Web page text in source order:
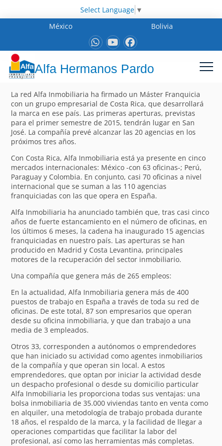
Select Language ▼
México
Bolivia
Alfa Hermanos Pardo
La red Alfa Inmobiliaria ha firmado un Máster Franquicia
con un grupo empresarial de Costa Rica, que desarrollará
la marca en ese país. Las primeras aperturas, previstas
para el primer semestre de 2015, tendrán lugar en San
José. La compañía prevé alcanzar las 20 agencias en los
próximos tres años.
Con Costa Rica, Alfa Inmobiliaria está ya presente en cinco
mercados internacionales: México -con 63 oficinas-; Perú,
Paraguay y Colombia. En conjunto, casi 70 oficinas a nivel
internacional que se suman a las 110 agencias
franquiciadas con las que opera en España.
Alfa Inmobiliaria ha anunciado también que, tras casi cinco
años de fuerte estancamiento en el número de oficinas, en
los últimos 6 meses, la cadena ha inaugurado 15 agencias
franquiciadas en nuestro país. Las aperturas se han
producido en Madrid y Costa Levantina, principales
motores de la recuperación del sector inmobiliario.
Una compañía que genera más de 265 empleos:
En la actualidad, Alfa Inmobiliaria genera más de 400
puestos de trabajo en España a través de toda su red de
oficinas. De este total, 87 son empresarios que operan
desde su oficina inmobiliaria, y que dan trabajo a una
media de 3 empleados.
Otros 33, corresponden a autónomos o emprendedores
que han iniciado su actividad como agentes inmobiliarios
de la compañía y que operan sin local. A estos
emprendedores, que optan por iniciar la actividad desde
un despacho profesional o desde su domicilio particular
Alfa Inmobiliaria les proporciona todas sus ventajas: una
bolsa inmobiliaria de 35.000 viviendas tanto en venta como
en alquiler, una metodología de trabajo probada durante
18 años, el respaldo de la marca, y la facilidad de llegar a
operaciones compartidas que facilitar la labor del
profesional, así como las herramientas más completas.